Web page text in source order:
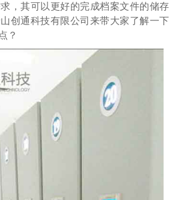
，其可以更好的完成档案文件的储存
创通科技有限公司来带大家了解一下
？